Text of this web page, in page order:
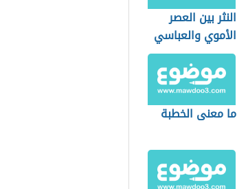
النثر بين العصر
الأموي والعباسي
ما معنى الخطبة